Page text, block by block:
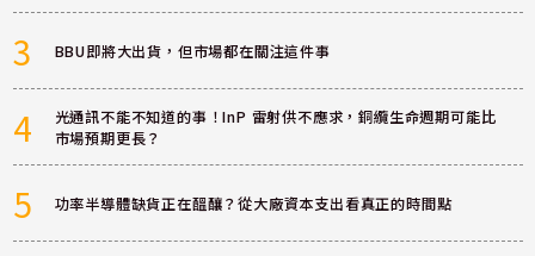
3 BBU即將大出貨，但市場都在關注這件事
4
光通訊不能不知道的事！InP 雷射供不應求，銅纜生命週期可能比
市場預期更長？
5 功率半導體缺貨正在醞釀？從大廠資本支出看真正的時間點